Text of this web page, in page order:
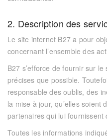
2. Description des
Le site internet B27 a pour
concernant l’ensemble des
B27 s’efforce de fournir sur
précises que possible.
responsable des oublis, des
la mise à jour, qu’elles soient
partenaires qui lui fournissent
Toutes les informations